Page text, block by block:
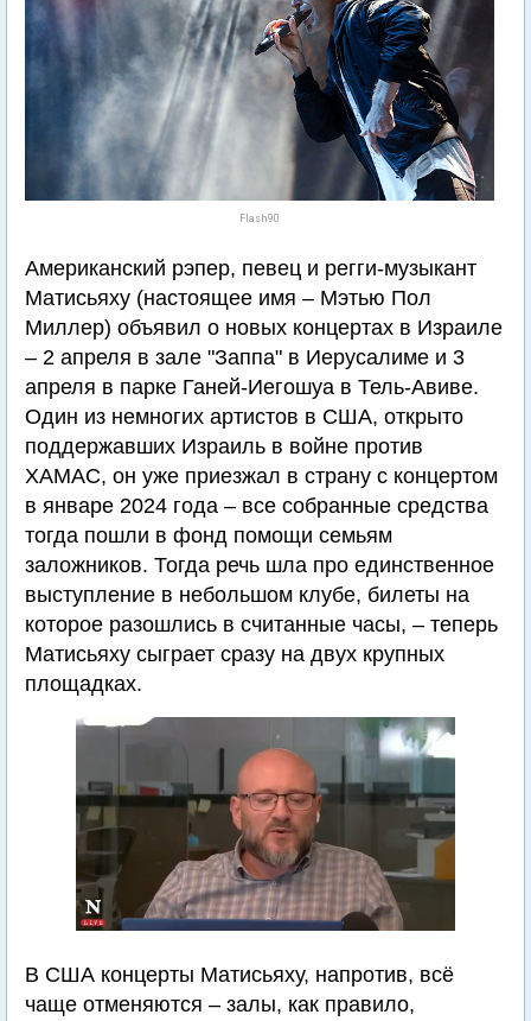
Flash90
Американский рэпер, певец и регги-музыкант
Матисьяху (настоящее имя – Мэтью Пол
Миллер) объявил о новых концертах в Израиле
– 2 апреля в зале "Заппа" в Иерусалиме и 3
апреля в парке Ганей-Иегошуа в Тель-Авиве.
Один из немногих артистов в США, открыто
поддержавших Израиль в войне против
ХАМАС, он уже приезжал в страну с концертом
в январе 2024 года – все собранные средства
тогда пошли в фонд помощи семьям
заложников. Тогда речь шла про единственное
выступление в небольшом клубе, билеты на
которое разошлись в считанные часы, – теперь
Матисьяху сыграет сразу на двух крупных
площадках.
В США концерты Матисьяху, напротив, всё
чаще отменяются – залы, как правило,